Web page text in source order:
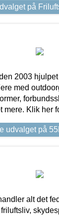
på
2003
med
mere. Klik her
udvalget på
alt det
friluftsliv,